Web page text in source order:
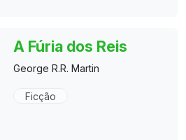
A Fúria dos Reis
George R.R. Martin
Ficção